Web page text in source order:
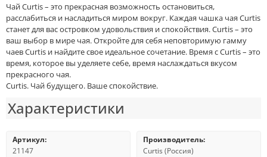
Чай Curtis – это прекрасная возможность остановиться,
расслабиться и насладиться миром вокруг. Каждая чашка чая Curtis
станет для вас островком удовольствия и спокойствия. Curtis – это
ваш выбор в мире чая. Откройте для себя неповторимую гамму
чаев Curtis и найдите свое идеальное сочетание. Время с Curtis – это
время, которое вы уделяете себе, время наслаждаться вкусом
прекрасного чая.
Curtis. Чай будущего. Ваше спокойствие.
Характеристики
Артикул:
21147
Производитель:
Curtis (Россия)